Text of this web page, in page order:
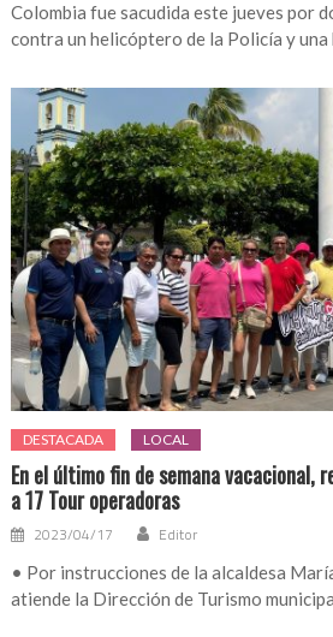
Colombia fue sacudida este jueves por
contra un helicóptero de la Policía y una
DESTACADA LOCAL
En el último fin de semana vacacional,
a 17 Tour operadoras
2023/04/17 Editor
• Por instrucciones de la alcaldesa
atiende la Dirección de Turismo